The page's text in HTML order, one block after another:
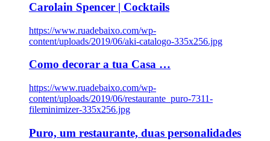
Carolain Spencer | Cocktails
https://www.ruadebaixo.com/wp-
content/uploads/2019/06/aki-catalogo-335x256.jpg
Como decorar a tua Casa …
https://www.ruadebaixo.com/wp-
content/uploads/2019/06/restaurante_puro-7311-
fileminimizer-335x256.jpg
Puro, um restaurante, duas personalidades